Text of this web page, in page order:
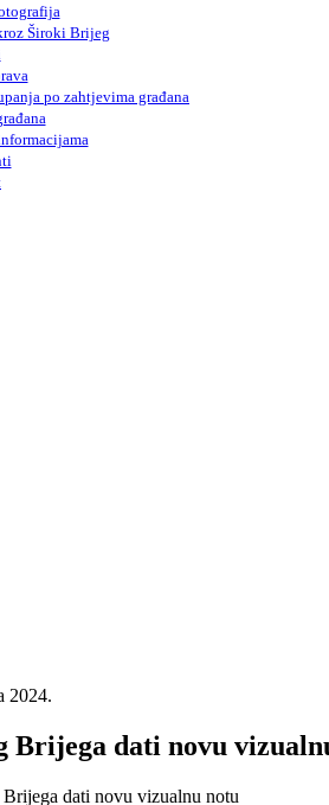
Široki Brijeg
po zahtjevima građana
2024.
dati novu